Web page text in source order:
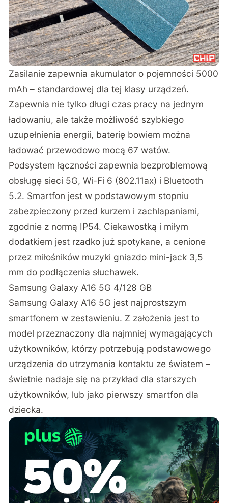
Zasilanie zapewnia akumulator o pojemności 5000
mAh – standardowej dla tej klasy urządzeń.
Zapewnia nie tylko długi czas pracy na jednym
ładowaniu, ale także możliwość szybkiego
uzupełnienia energii, baterię bowiem można
ładować przewodowo mocą 67 watów.
Podsystem łączności zapewnia bezproblemową
obsługę sieci 5G, Wi-Fi 6 (802.11ax) i Bluetooth
5.2. Smartfon jest w podstawowym stopniu
zabezpieczony przed kurzem i zachlapaniami,
zgodnie z normą IP54. Ciekawostką i miłym
dodatkiem jest rzadko już spotykane, a cenione
przez miłośników muzyki gniazdo mini-jack 3,5
mm do podłączenia słuchawek.
Samsung Galaxy A16 5G 4/128 GB
Samsung Galaxy A16 5G jest najprostszym
smartfonem w zestawieniu. Z założenia jest to
model przeznaczony dla najmniej wymagających
użytkowników, którzy potrzebują podstawowego
urządzenia do utrzymania kontaktu ze światem –
świetnie nadaje się na przykład dla starszych
użytkowników, lub jako pierwszy smartfon dla
dziecka.